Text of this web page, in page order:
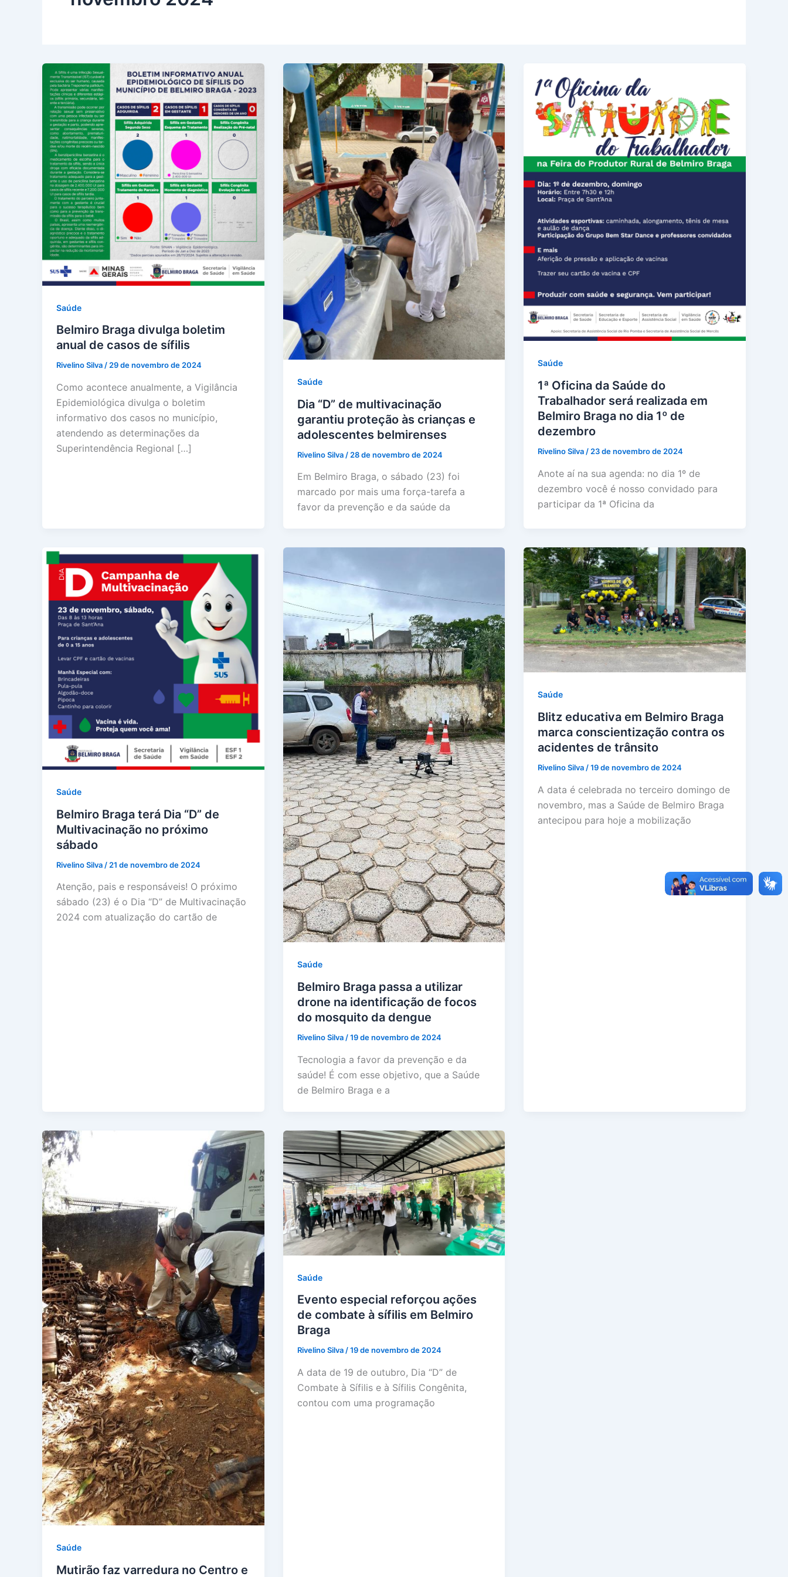
Saúde
Belmiro Braga divulga boletim
anual de casos de sífilis
Rivelino Silva/29 de novembro de 2024
Como acontece anualmente, a Vigilância
Epidemiológica divulga o boletim
informativo dos casos no município,
atendendo as determinações da
Superintendência Regional […]
Saúde
Dia “D” de multivacinação
garantiu proteção às crianças e
adolescentes belmirenses
Rivelino Silva / 28 de novembro de 2024
Em Belmiro Braga, o sábado (23) foi
marcado por mais uma força-tarefa a
favor da prevenção e da saúde da
Saúde
1ª Oficina da Saúde do
Trabalhador será realizada em
Belmiro Braga no dia 1º de
dezembro
Rivelino Silva / 23 de novembro de 2024
Anote aí na sua agenda: no dia 1º de
dezembro você é nosso convidado para
participar da 1ª Oficina da
Saúde
Belmiro Braga terá Dia “D” de
Multivacinação no próximo
sábado
Rivelino Silva / 21 de novembro de 2024
Atenção, pais e responsáveis! O próximo
sábado (23) é o Dia “D” de Multivacinação
2024 com atualização do cartão de
Saúde
Belmiro Braga passa a utilizar
drone na identificação de focos
do mosquito da dengue
Rivelino Silva /19 de novembro de 2024
Tecnologia a favor da prevenção e da
saúde! É com esse objetivo, que a Saúde
de Belmiro Braga e a
Saúde
Blitz educativa em Belmiro Braga
marca conscientização contra os
acidentes de trânsito
Rivelino Silva /19 de novembro de 2024
A data é celebrada no terceiro domingo de
novembro, mas a Saúde de Belmiro Braga
antecipou para hoje a mobilização
Saúde
Mutirão faz varredura no Centro e
Saúde
Evento especial reforçou ações
de combate à sífilis em Belmiro
Braga
Rivelino Silva/19 de novembro de 2024
A data de 19 de outubro, Dia “D” de
Combate à Sífilis e à Sífilis Congênita,
contou com uma programação